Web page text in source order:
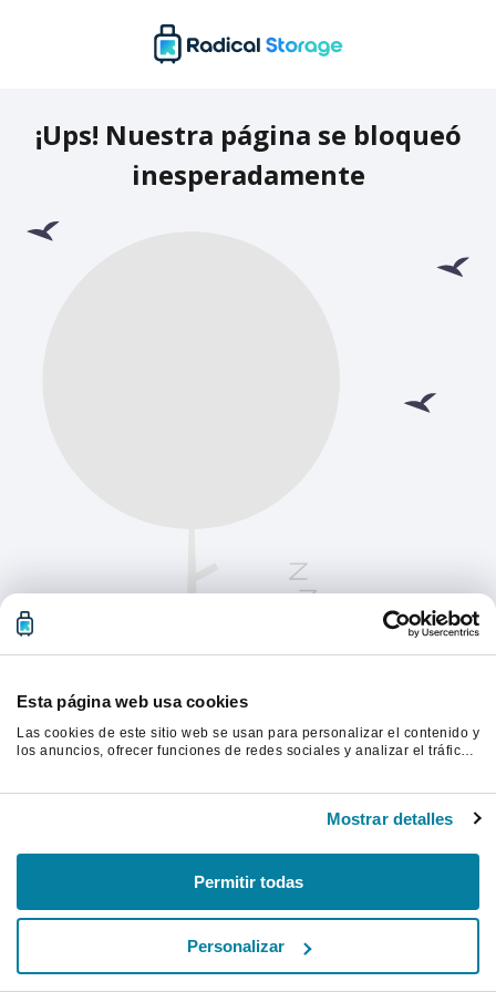
Esta página web usa cookies
Las cookies de este sitio web se usan para personalizar el contenido y
los anuncios, ofrecer funciones de redes sociales y analizar el tráfico.
proporcionado o que hayan recopilado a partir del uso que haya
Mostrar detalles
Permitir todas
Personalizar
¡Ups! Nuestra página se bloqueó
inesperadamente
Actualiza la página para continuar.
Actualizar